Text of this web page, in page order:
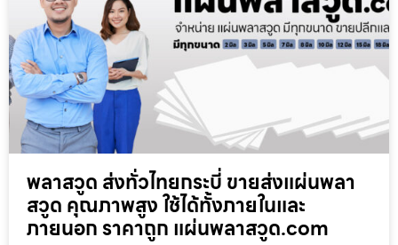
พลาสวูด ส่งทั่วไทยกระบี่ ขายส่งแผ่นพลา
สวูด คุณภาพสูง ใช้ได้ทั้งภายในและ
ภายนอก ราคาถูก แผ่นพลาสวูด.com